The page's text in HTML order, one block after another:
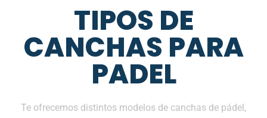
TIPOS DE
CANCHAS PARA
PADEL
Te ofrecemos distintos modelos de canchas de pádel,